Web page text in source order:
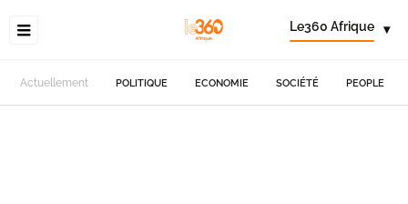
Le360 Afrique ▾
Actuellement POLITIQUE ECONOMIE SOCIÉTÉ PEOPLE